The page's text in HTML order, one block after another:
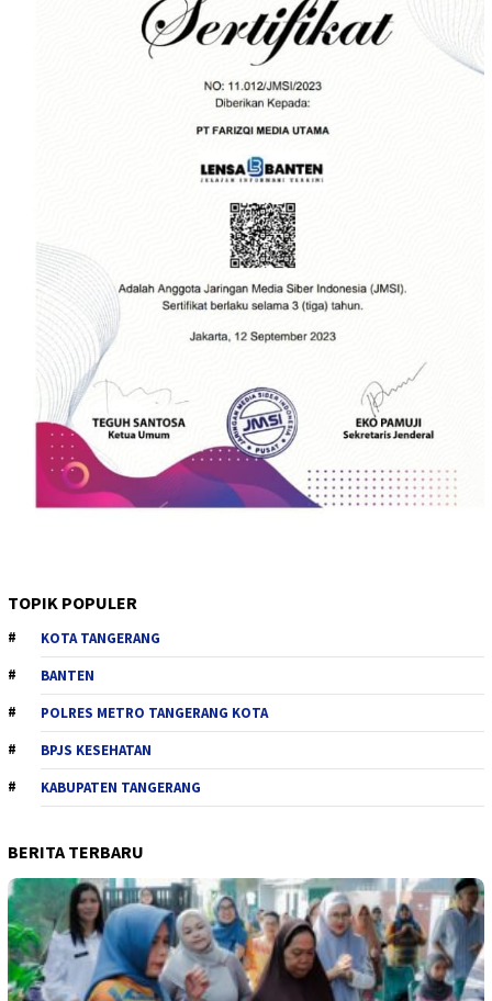
TOPIK POPULER
KOTA TANGERANG
BANTEN
POLRES METRO TANGERANG KOTA
BPJS KESEHATAN
KABUPATEN TANGERANG
BERITA TERBARU